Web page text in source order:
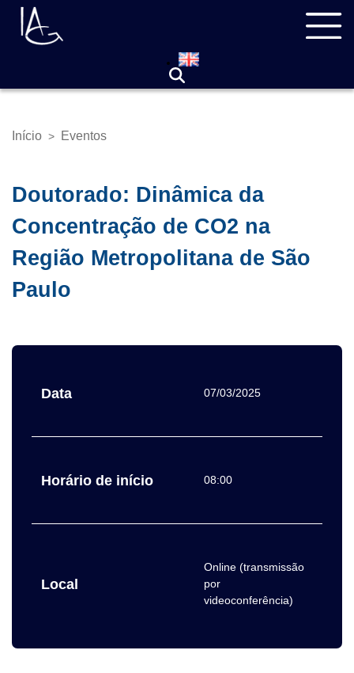
Pular
para
Trilha
Início > Eventos
Doutorado: Dinâmica da
Concentração de CO2 na
Região Metropolitana de São
Paulo
Data 07/03/2025
Horário de início 08:00
Local
Online (transmissão
por
videoconferência)